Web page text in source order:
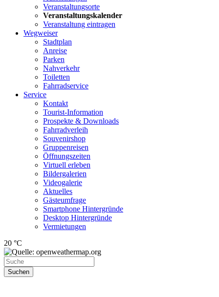
Veranstaltungsorte
Veranstaltungskalender
Veranstaltung eintragen
Wegweiser
Stadtplan
Anreise
Parken
Nahverkehr
Toiletten
Fahrradservice
Service
Kontakt
Tourist-Information
Prospekte & Downloads
Fahrradverleih
Souvenirshop
Gruppenreisen
Öffnungszeiten
Virtuell erleben
Bildergalerien
Videogalerie
Aktuelles
Gästeumfrage
Smartphone Hintergründe
Desktop Hintergründe
Vermietungen
20 °C
Suchen